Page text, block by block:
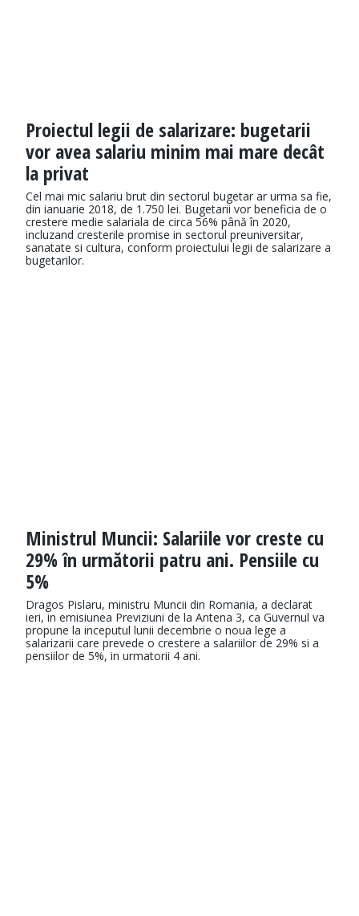
Proiectul legii de salarizare: bugetarii
vor avea salariu minim mai mare decât
la privat
Cel mai mic salariu brut din sectorul bugetar ar urma sa fie,
din ianuarie 2018, de 1.750 lei. Bugetarii vor beneficia de o
crestere medie salariala de circa 56% până în 2020,
incluzand cresterile promise in sectorul preuniversitar,
sanatate si cultura, conform proiectului legii de salarizare a
bugetarilor.
Ministrul Muncii: Salariile vor creste cu
29% în următorii patru ani. Pensiile cu
5%
Dragos Pislaru, ministru Muncii din Romania, a declarat
ieri, in emisiunea Previziuni de la Antena 3, ca Guvernul va
propune la inceputul lunii decembrie o noua lege a
salarizarii care prevede o crestere a salariilor de 29% si a
pensiilor de 5%, in urmatorii 4 ani.